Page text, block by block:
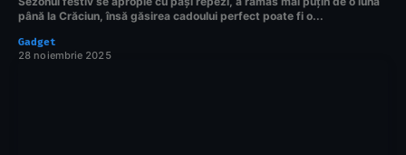
până la Crăciun, însă găsirea cadoului perfect poate fi o...
Gadget
28 noiembrie 2025